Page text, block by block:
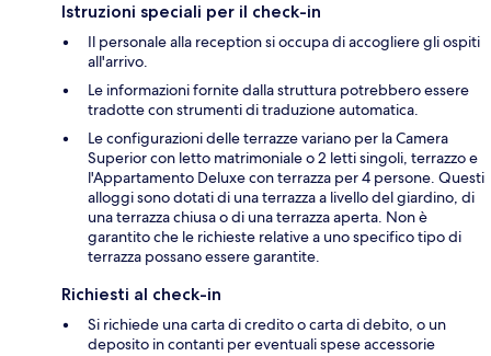
Istruzioni speciali per il check-in
Il personale alla reception si occupa di accogliere gli ospiti
all'arrivo.
Le informazioni fornite dalla struttura potrebbero essere
tradotte con strumenti di traduzione automatica.
Le configurazioni delle terrazze variano per la Camera
Superior con letto matrimoniale o 2 letti singoli, terrazzo e
l'Appartamento Deluxe con terrazza per 4 persone. Questi
alloggi sono dotati di una terrazza a livello del giardino, di
una terrazza chiusa o di una terrazza aperta. Non è
garantito che le richieste relative a uno specifico tipo di
terrazza possano essere garantite.
Richiesti al check-in
Si richiede una carta di credito o carta di debito, o un
deposito in contanti per eventuali spese accessorie